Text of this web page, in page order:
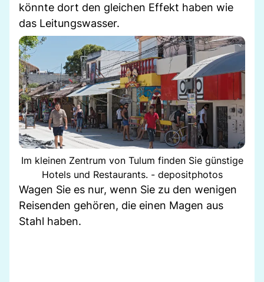
könnte dort den gleichen Effekt haben wie
das Leitungswasser.
Im kleinen Zentrum von Tulum finden Sie günstige
Hotels und Restaurants. - depositphotos
Wagen Sie es nur, wenn Sie zu den wenigen
Reisenden gehören, die einen Magen aus
Stahl haben.